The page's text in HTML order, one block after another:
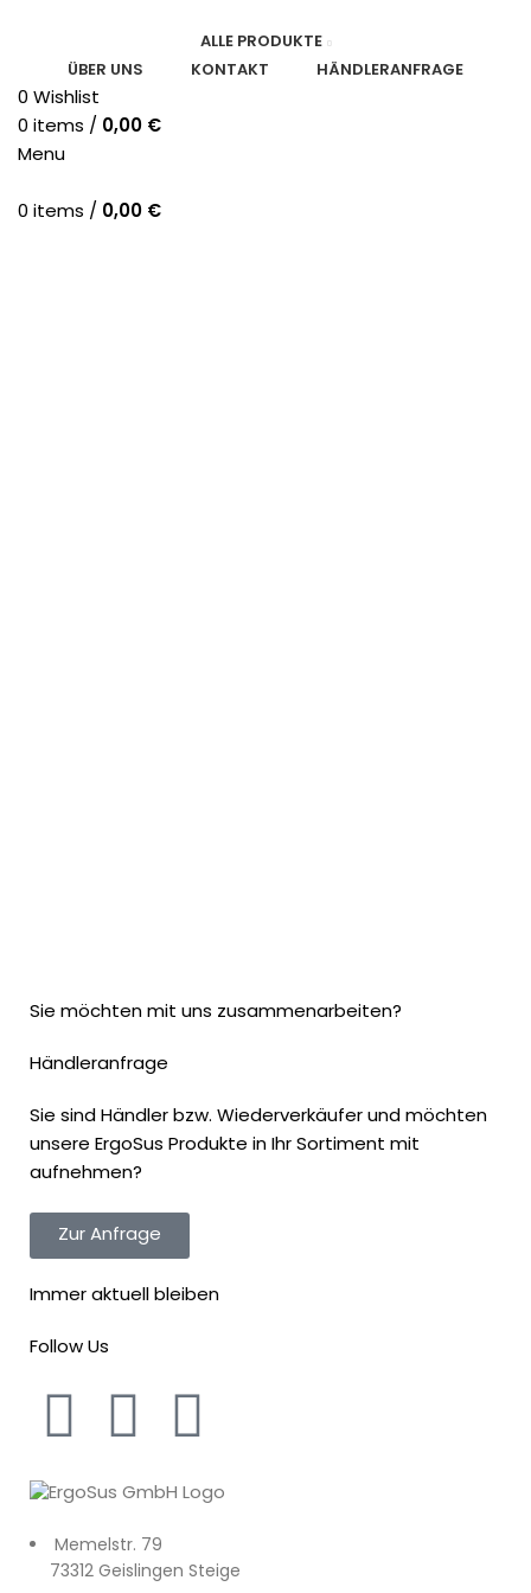
ALLE PRODUKTE
ÜBER UNS
KONTAKT HÄNDLERANFRAGE
0 Wishlist
0 items / 0,00 €
Menu
0 items / 0,00 €
Sie möchten mit uns zusammenarbeiten?
Händleranfrage
Sie sind Händler bzw. Wiederverkäufer und möchten
unsere ErgoSus Produkte in Ihr Sortiment mit
aufnehmen?
Zur Anfrage
Immer aktuell bleiben
Follow Us
Memelstr. 79
73312 Geislingen Steige